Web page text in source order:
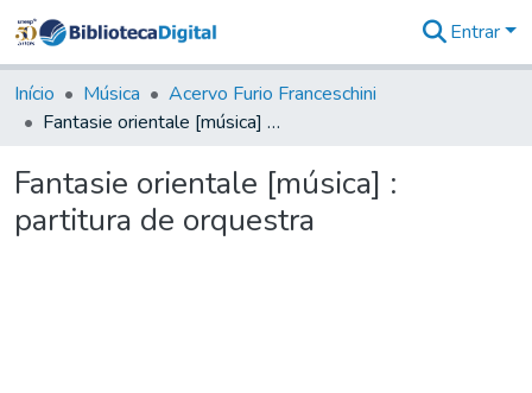
&
Coleções
Tudo na
Digital
Estatísticas
Entrar
Início Música
Acervo Furio Franceschini
Fantasie orientale [música] : partitura de orquestra
Fantasie orientale [música] :
partitura de orquestra